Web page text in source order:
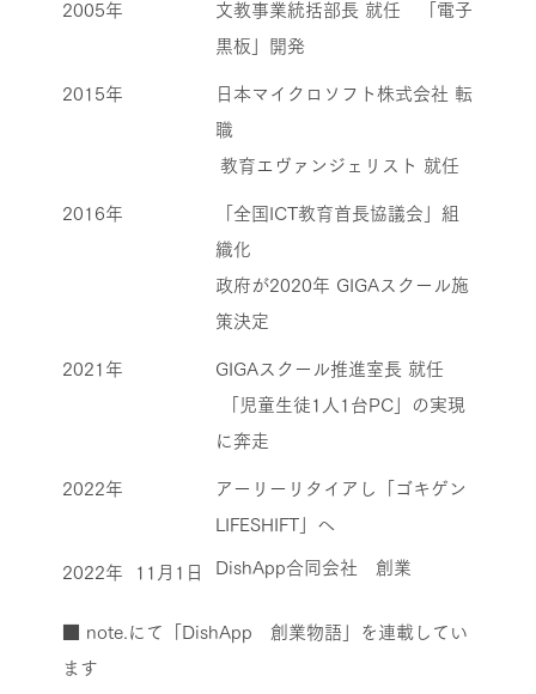
GIGAスクール推進室長 就任
「児童生徒1人1台PC」の実現
に奔走
2005年
2015年
日本マイクロソフト株式会社 転
職
教育エヴァンジェリスト 就任
2016年
「全国ICT教育首長協議会」組
織化
政府が2020年 GIGAスクール施
策決定
2021年
文教事業統括部長 就任 「電子
黒板」開発
2022年
アーリーリタイアし「ゴキゲン
LIFESHIFT」へ
2022年 DishApp合同会社 創業
11月1日
■ note.にて「DishApp 創業物語」を連載してい
ます